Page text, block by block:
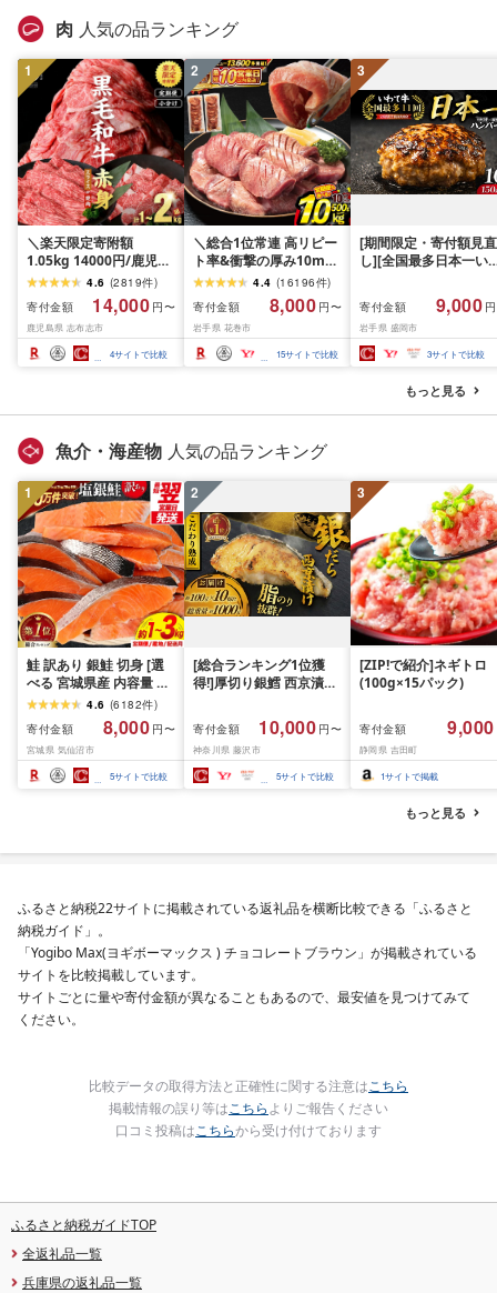
肉 人気の品ランキング
1
＼楽天限定寄附額
1.05kg 14000円/鹿児島
県産 黒毛和牛 牛肉 赤身
モモ ウデ (スライス or
焼肉)[計1kg~2.1kg / 定
期便 全3回] すき焼き し
ゃぶしゃぶ 国産 肉 国産
牛 お肉 モモ肉 牛しゃぶ
チク]
4.6 (2819件)
寄付金額
14,000 円〜
鹿児島県 志布志市
4サイトで比較
2
＼総合1位常連 高リピー
ト率&衝撃の厚み10mm
厚切り牛タン 塩味/ ≪ス
ピード発送!!10営業日以
内発送≫ 選べる内容量
500g / 1kg 定期便 毎月
届く 牛肉 肉 BBQ ふるさ
と 人気 ランキング 岩手
4.4 (16196件)
寄付金額
8,000 円〜
岩手県 花巻市
15サイトで比較
3
[期間限定・寄付額見直
し][全国最多日本一い
1.5kg(150g×10個) い
て牛 × 岩中豚 ハンバー
グ 合挽き 合い挽き 黒
和牛 人気 冷凍 個包装
分け 冷凍 牛肉 豚肉 和
ビーフ ポーク はんば
ぐ 挽肉 お肉 ミンチ 肉
お弁当 hannba-gu ラ
寄付金額 9,000
岩手県 盛岡市
3サイトで比較
もっと見る
魚介・海産物 人気の品ランキング
1
鮭 訳あり 銀鮭 切身 [選
べる 宮城県産 内容量 発
送回数 発送月] [宮城東洋
宮城県 気仙沼市
20566318] 宮城県産 海
鮮 訳アリ 規格外 不揃い
さけ サケ 鮭切身 シャケ
切り身 冷凍 家庭用 おか
4.6 (6182件)
寄付金額
8,000 円〜
宮城県 気仙沼市
5サイトで比較
2
[総合ランキング1位獲
得!]厚切り銀鱈 西京漬け
約 1,000g (約 100g × 10
切) 西京味噌 西京みそ 味
噌漬け みそ 味噌 鮮魚 魚
介 銀だら 銀ダラ ギンダ
ラ ぎんだら 鱈 タラ 魚
礼品 おかず おつまみ お
南 藤沢
寄付金額 10,000 円〜
神奈川県 藤沢市
5サイトで比較
3
[ZIP!で紹介]ネギトロ
(100g×15パック)
寄付金額 9,000
静岡県 吉田町
1サイトで掲載
もっと見る
ふるさと納税22サイトに掲載されている返礼品を横断比較できる「ふるさと
納税ガイド」。
「Yogibo Max(ヨギボーマックス ) チョコレートブラウン」が掲載されている
サイトを比較掲載しています。
サイトごとに量や寄付金額が異なることもあるので、最安値を見つけてみて
ください。
比較データの取得方法と正確性に関する注意はこちら
掲載情報の誤り等はこちらよりご報告ください
口コミ投稿はこちらから受け付けております
ふるさと納税ガイドTOP
全返礼品一覧
兵庫県の返礼品一覧